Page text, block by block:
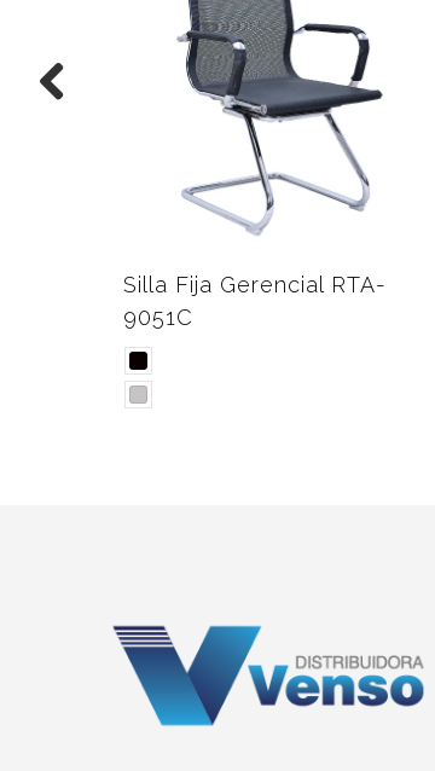
Silla Fija Gerencial RTA-
9051C